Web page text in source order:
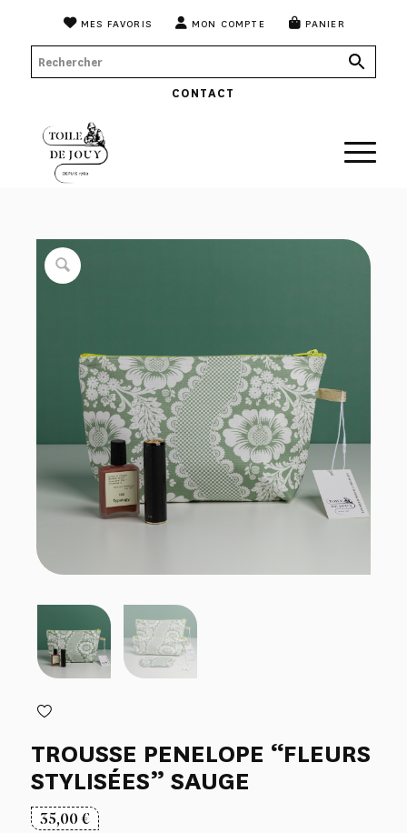
MES FAVORIS MON COMPTE PANIER
CONTACT
TROUSSE PENELOPE “FLEURS
STYLISÉES” SAUGE
35,00€